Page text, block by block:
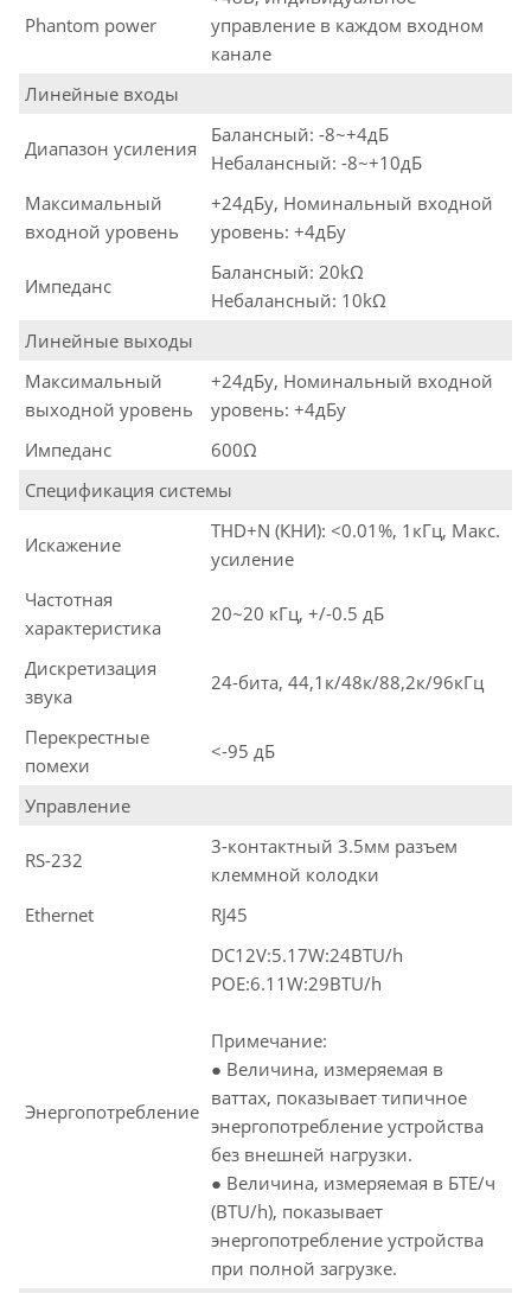
Phantom power
управление в каждом входном
канале
Линейные входы
Диапазон усиления
Балансный: -8~+4дБ
Небалансный: -8~+10дБ
Максимальный
входной уровень
+24дБу, Номинальный входной
уровень: +4дБу
Импеданс
Балансный: 20kΩ
Небалансный: 10kΩ
Линейные выходы
Максимальный
выходной уровень
+24дБу, Номинальный входной
уровень: +4дБу
Импеданс
600Ω
Спецификация системы
Искажение
THD+N (КНИ): <0.01%, 1кГц, Макс.
усиление
Частотная
характеристика
20~20 кГц, +/-0.5 дБ
Дискретизация
звука
24-бита, 44,1к/48к/88,2к/96кГц
Перекрестные
помехи
<-95 дБ
Управление
RS-232
3-контактный 3.5мм разъем
клеммной колодки
Ethernet
RJ45
Энергопотребление
DC12V:5.17W:24BTU/h
POE:6.11W:29BTU/h
Примечание:
● Величина, измеряемая в
ваттах, показывает типичное
энергопотребление устройства
без внешней нагрузки.
● Величина, измеряемая в БТЕ/ч
(BTU/h), показывает
энергопотребление устройства
при полной загрузке.